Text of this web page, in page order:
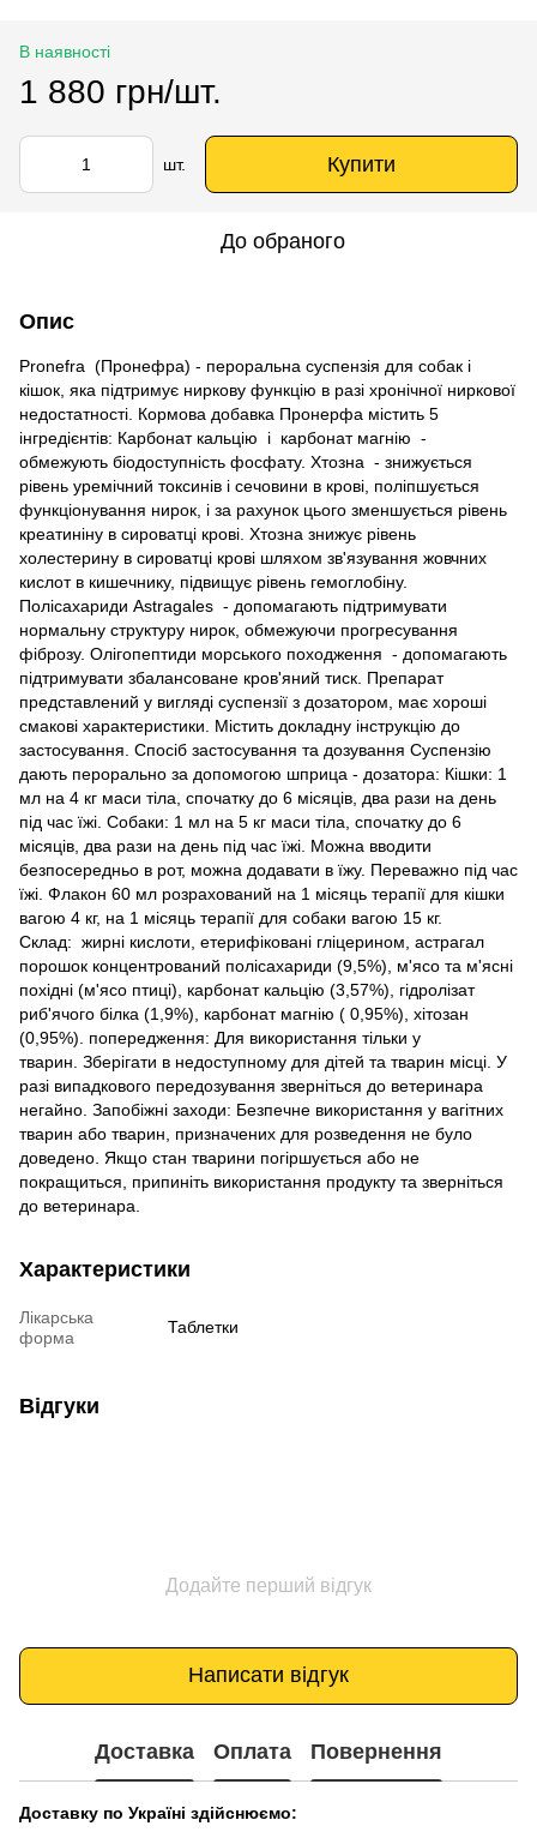
В наявності
1 880 грн/шт.
шт. Купити
До обраного
Опис
Pronefra (Пронефра) - пероральна суспензія для собак і
кішок, яка підтримує ниркову функцію в разі хронічної ниркової
недостатності. Кормова добавка Пронерфа містить 5
інгредієнтів: Карбонат кальцію і карбонат магнію -
обмежують біодоступність фосфату. Хтозна - знижується
рівень уремічний токсинів і сечовини в крові, поліпшується
функціонування нирок, і за рахунок цього зменшується рівень
креатиніну в сироватці крові. Хтозна знижує рівень
холестерину в сироватці крові шляхом зв'язування жовчних
кислот в кишечнику, підвищує рівень гемоглобіну.
Полісахариди Astragales - допомагають підтримувати
нормальну структуру нирок, обмежуючи прогресування
фіброзу. Олігопептиди морського походження - допомагають
підтримувати збалансоване кров'яний тиск. Препарат
представлений у вигляді суспензії з дозатором, має хороші
смакові характеристики. Містить докладну інструкцію до
застосування. Спосіб застосування та дозування Суспензію
дають перорально за допомогою шприца - дозатора: Кішки: 1
мл на 4 кг маси тіла, спочатку до 6 місяців, два рази на день
під час їжі. Собаки: 1 мл на 5 кг маси тіла, спочатку до 6
місяців, два рази на день під час їжі. Можна вводити
безпосередньо в рот, можна додавати в їжу. Переважно під час
їжі. Флакон 60 мл розрахований на 1 місяць терапії для кішки
вагою 4 кг, на 1 місяць терапії для собаки вагою 15 кг.
Склад: жирні кислоти, етерифіковані гліцерином, астрагал
порошок концентрований полісахариди (9,5%), м'ясо та м'ясні
похідні (м'ясо птиці), карбонат кальцію (3,57%), гідролізат
риб'ячого білка (1,9%), карбонат магнію ( 0,95%), хітозан
(0,95%). попередження: Для використання тільки у
тварин. Зберігати в недоступному для дітей та тварин місці. У
разі випадкового передозування зверніться до ветеринара
негайно. Запобіжні заходи: Безпечне використання у вагітних
тварин або тварин, призначених для розведення не було
доведено. Якщо стан тварини погіршується або не
покращиться, припиніть використання продукту та зверніться
до ветеринара.
Характеристики
Лікарська
форма
Таблетки
Відгуки
Додайте перший відгук
Написати відгук
Доставка Оплата Повернення
Доставку по Україні здійснюємо: